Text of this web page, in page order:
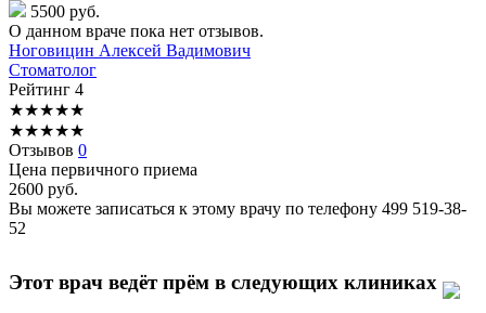
5500 руб.
О данном враче пока нет отзывов.
Ноговицин Алексей Вадимович
Стоматолог
Рейтинг 4
★★★★★
★★★★★
Отзывов 0
Цена первичного приема
2600 руб.
Вы можете записаться к этому врачу по телефону 499 519-38-
52
Этот врач ведёт прём в следующих клиниках